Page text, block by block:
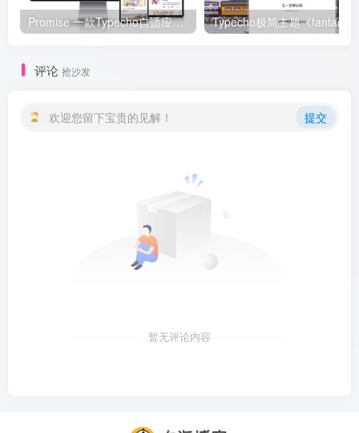
Promise 一款Typecho自适应主题 Typecho极简主题《fantao》
评论 抢沙发
欢迎您留下宝贵的见解！ 提交
暂无评论内容